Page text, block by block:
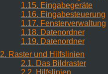
1.15. Eingabegeräte
1.16. Eingabesteuerung
1.17. Fensterverwaltung
1.18. Datenordner
1.19. Datenordner
2. Raster und Hilfslinien
2.1. Das Bildraster